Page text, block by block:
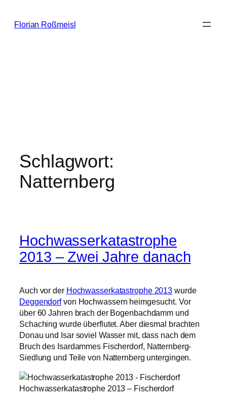
Inhalt
Florian Roßmeisl
Schlagwort:
Natternberg
Hochwasserkatastrophe
2013 – Zwei Jahre danach
Auch vor der Hochwasserkatastrophe 2013 wurde
Deggendorfvon Hochwassern heimgesucht. Vor
über 60 Jahren brach der Bogenbachdamm und
Schaching wurde überflutet. Aber diesmal brachten
Donau und Isar soviel Wasser mit, dass nach dem
Bruch des Isardammes Fischerdorf, Natternberg-
Siedlung und Teile von Natternberg untergingen.
Hochwasserkatastrophe 2013 – Fischerdorf